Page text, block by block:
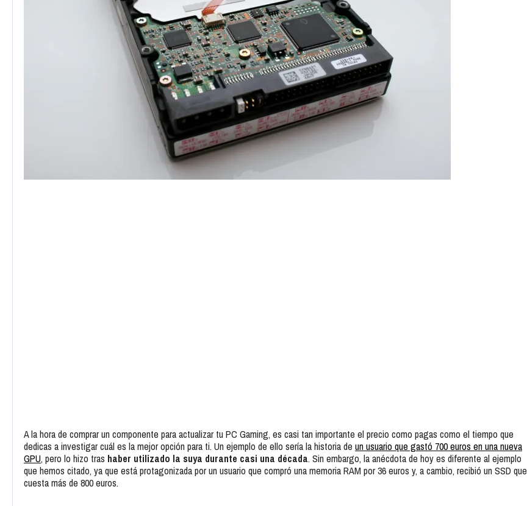
A la hora de comprar un componente para actualizar tu PC Gaming, es casi tan importante el precio como pagas como el tiempo que
dedicas a investigar cuál es la mejor opción para ti. Un ejemplo de ello sería la historia de un usuario que gastó 700 euros en una nueva
GPU, pero lo hizo tras haber utilizado la suya durante casi una década. Sin embargo, la anécdota de hoy es diferente al ejemplo
que hemos citado, ya que está protagonizada por un usuario que compró una memoria RAM por 36 euros y, a cambio, recibió un SSD que
cuesta más de 800 euros.